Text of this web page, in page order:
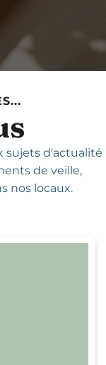
sujets d'actualité
de veille,
nos locaux.